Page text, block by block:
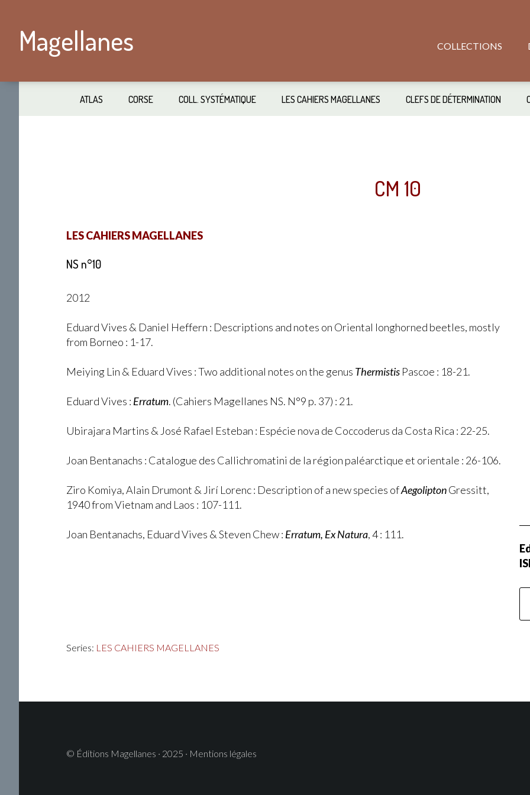
contenu
principal
secondary
navigation
Magellanes COLLECTIONS
ATLAS CORSE COLL. SYSTÉMATIQUE LES CAHIERS MAGELLANES CLEFS DE DÉTERMINATION
CM 10
LES CAHIERS MAGELLANES
NS n°10
2012
Eduard Vives & Daniel Heffern : Descriptions and notes on Oriental longhorned beetles, mostly
from Borneo : 1-17.
Meiying Lin & Eduard Vives : Two additional notes on the genus Thermistis Pascoe : 18-21.
Eduard Vives : Erratum. (Cahiers Magellanes NS. N°9 p. 37) : 21.
Ubirajara Martins & José Rafael Esteban : Espécie nova de Coccoderus da Costa Rica : 22-25.
Joan Bentanachs : Catalogue des Callichromatini de la région paléarctique et orientale : 26-106.
Ziro Komiya, Alain Drumont & Jirí Lorenc : Description of a new species ofAegoliptonGressitt,
1940 from Vietnam and Laos : 107-111.
Joan Bentanachs, Eduard Vives & Steven Chew : Erratum, Ex Natura, 4 : 111.
Series: LES CAHIERS MAGELLANES
© Éditions Magellanes · 2025 · Mentions légales